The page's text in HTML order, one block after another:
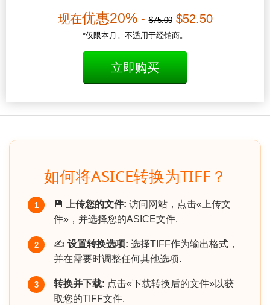
现在优惠20%-$75.00$52.50
*仅限本月。不适用于经销商。
立即购买
如何将ASICE转换为TIFF？
1 💾 上传您的文件: 访问网站，点击«上传文
件»，并选择您的ASICE文件.
2 ✍️ 设置转换选项: 选择TIFF作为输出格式，
并在需要时调整任何其他选项.
3 转换并下载: 点击«下载转换后的文件»以获
取您的TIFF文件.